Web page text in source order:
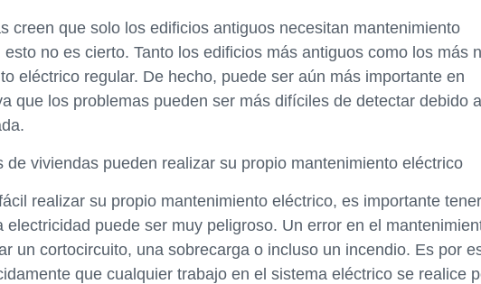
creen que solo los edificios antiguos necesitan mantenimiento
no es cierto. Tanto los edificios más antiguos como los más
eléctrico regular. De hecho, puede ser aún más importante en
que los problemas pueden ser más difíciles de detectar debido
de viviendas pueden realizar su propio mantenimiento eléctrico
realizar su propio mantenimiento eléctrico, es importante
electricidad puede ser muy peligroso. Un error en el
un cortocircuito, una sobrecarga o incluso un incendio. Es por
que cualquier trabajo en el sistema eléctrico se realice